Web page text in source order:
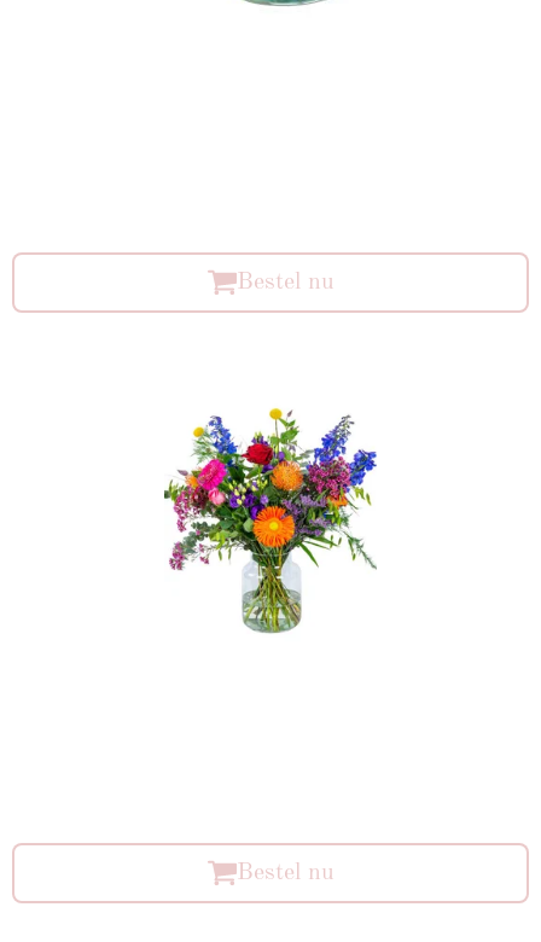
Bestel nu
Bestel nu